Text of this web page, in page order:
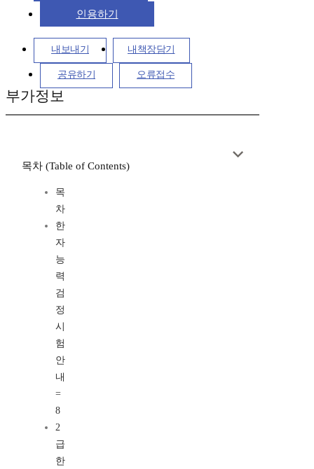
인용하기
내보내기 내책장담기
공유하기 오류접수
부가정보
목차 (Table of Contents)
목
차
한
자
능
력
검
정
시
험
안
내
=
8
2
급
한